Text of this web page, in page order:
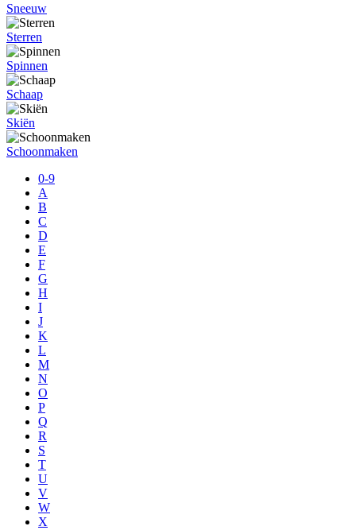
Sneeuw
Sterren
Spinnen
Schaap
Skiën
Schoonmaken
0-9
A
B
C
D
E
F
G
H
I
J
K
L
M
N
O
P
Q
R
S
T
U
V
W
X